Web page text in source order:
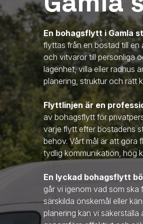
En bohagsflytt i Gamla
flyttas från en bostad till en
och vitvaror till personliga
lägenhet, villa eller radhus
planering, struktur och rätt
Flyttlinjen är en
av bohagsflytt för
varje flytt efter bostadens
behov. Vårt mål är att göra
tydlig kommunikation, hög
En lyckad bohagsflytt
går vi igenom vad som
särskilda önskemål eller
planering kan vi